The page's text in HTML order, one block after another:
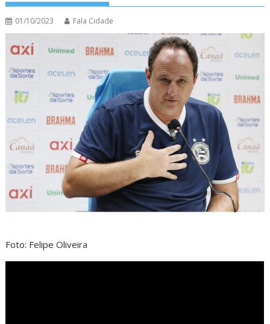
01/10/2023 Fala Cidade
Foto: Felipe Oliveira